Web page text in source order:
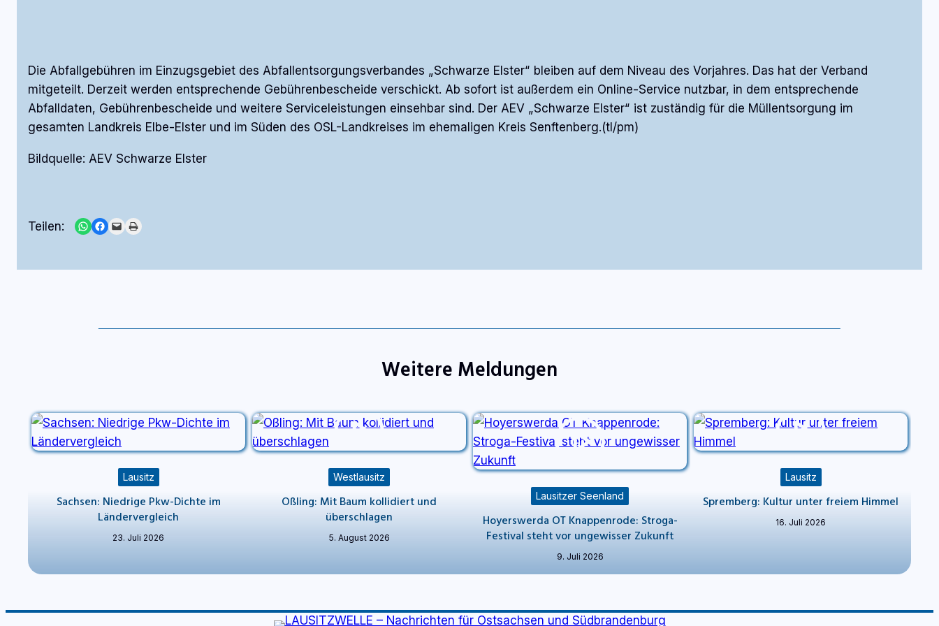
Die Abfallgebühren im Einzugsgebiet des Abfallentsorgungsverbandes „Schwarze Elster“ bleiben auf dem Niveau des Vorjahres. Das hat der Verband
mitgeteilt. Derzeit werden entsprechende Gebührenbescheide verschickt. Ab sofort ist außerdem ein Online-Service nutzbar, in dem entsprechende
Abfalldaten, Gebührenbescheide und weitere Serviceleistungen einsehbar sind. Der AEV „Schwarze Elster“ ist zuständig für die Müllentsorgung im
gesamten Landkreis Elbe-Elster und im Süden des OSL-Landkreises im ehemaligen Kreis Senftenberg.(tl/pm)
Bildquelle: AEV Schwarze Elster
Teilen: Share on WhatsApp
Share on Facebook
Email this PagePrint this Page
Weitere Meldungen
Lausitz
Sachsen: Niedrige Pkw-Dichte im
Ländervergleich
23. Juli 2026
Westlausitz
Oßling: Mit Baum kollidiert und
überschlagen
5. August 2026
Lausitzer Seenland
Hoyerswerda OT Knappenrode: Stroga-
Festival steht vor ungewisser Zukunft
9. Juli 2026
Lausitz
Spremberg: Kultur unter freiem Himmel
16. Juli 2026